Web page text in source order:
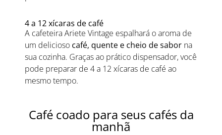
4 a 12 xícaras de café
A cafeteira Ariete Vintage espalhará o aroma de
um delicioso café, quente e cheio de sabor na
sua cozinha. Graças ao prático dispensador, você
pode preparar de 4 a 12 xícaras de café ao
mesmo tempo.
Café coado para seus cafés da
manhã